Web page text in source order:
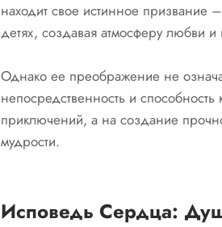
находит свое истинное призвание
детях, создавая атмосферу любви
Однако ее преображение не
непосредственность и
приключений, а на создание
мудрости.
Исповедь Сердца: